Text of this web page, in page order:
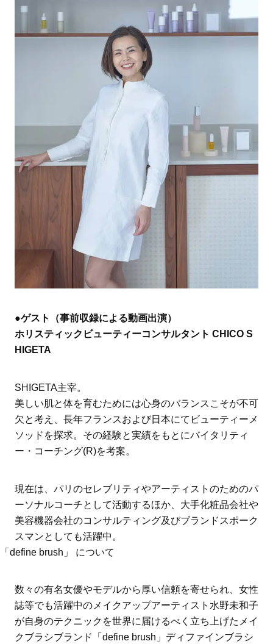
●ゲスト（事前収録による動画出演）
ホリスティックビューティーコンサルタント CHICO S
HIGETA
SHIGETA主宰。
美しい肌と体を育むためには心身のバランスこそが不可
欠と考え、長年フランスおよび日本にてビューティーメ
ソッドを探求。その経験と実績をもとにバイタリティ
ー・コーチング(R)を考案。
現在は、パリのセレブリティやアーティストのためのパ
ーソナルコーチとして活動するほか、大手化粧品会社や
美容機器会社のコンサルティング及びブランドスポーク
スマンとしても活躍中。
「define brush」 について
数々の有名女優やモデルから厚い信頼を寄せられ、女性
誌等でも活躍中のメイクアップアーティスト水野未和子
が自身のテクニックを世界に届けるべく立ち上げたメイ
クブラシブランド「define brush」ディファインブラシ